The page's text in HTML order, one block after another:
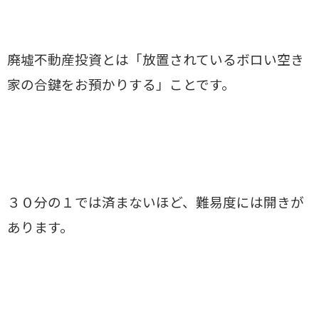
廃墟不動産投資とは「放置されているボロい空き
家の合鍵をお預かりする」ことです。
３０分の１では済まないほど、難易度には開きが
あります。